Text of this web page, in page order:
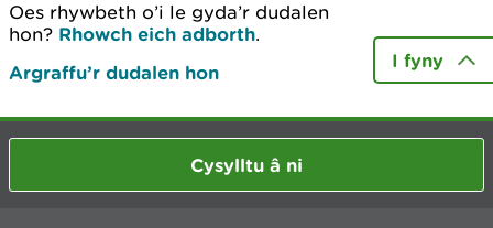
Oes rhywbeth o’i le gyda’r dudalen
hon? Rhowch eich adborth.
Argraffu’r dudalen hon
I fyny
Cysylltu â ni